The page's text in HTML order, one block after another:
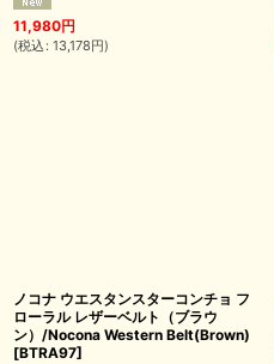
11,980円
(税込 : 13,178円)
ノコナ ウエスタンスターコンチョ フ
ローラル レザーベルト（ブラウ
ン）/Nocona Western Belt(Brown)
[BTRA97]